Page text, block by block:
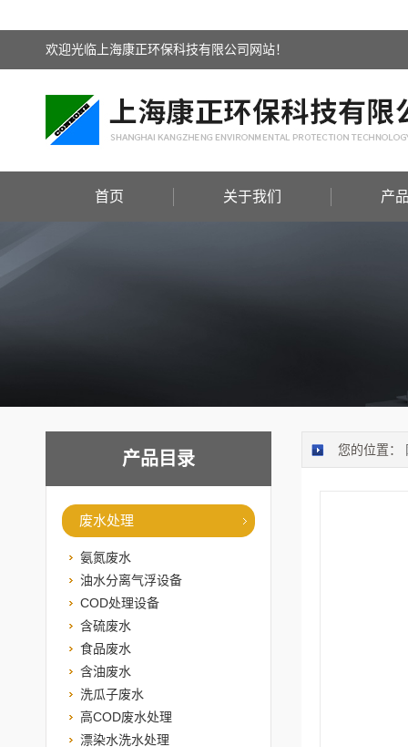
欢迎光临上海康正环保科技有限公司网站！
首页 关于我们 产
产品目录
废水处理
氨氮废水
油水分离气浮设备
COD处理设备
含硫废水
食品废水
含油废水
洗瓜子废水
高COD废水处理
漂染水洗水处理
您的位置：